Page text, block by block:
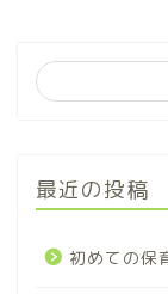
最近の投稿
初めての保